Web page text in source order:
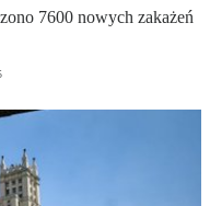
7600 nowych zakażeń